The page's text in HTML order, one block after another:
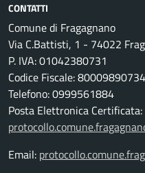
CONTATTI
Comune di Fragagnano
Via C.Battisti, 1 - 74022
P. IVA: 01042380731
Codice Fiscale: 80009890734
Telefono: 0999561884
Posta Elettronica Certificata:
Email: